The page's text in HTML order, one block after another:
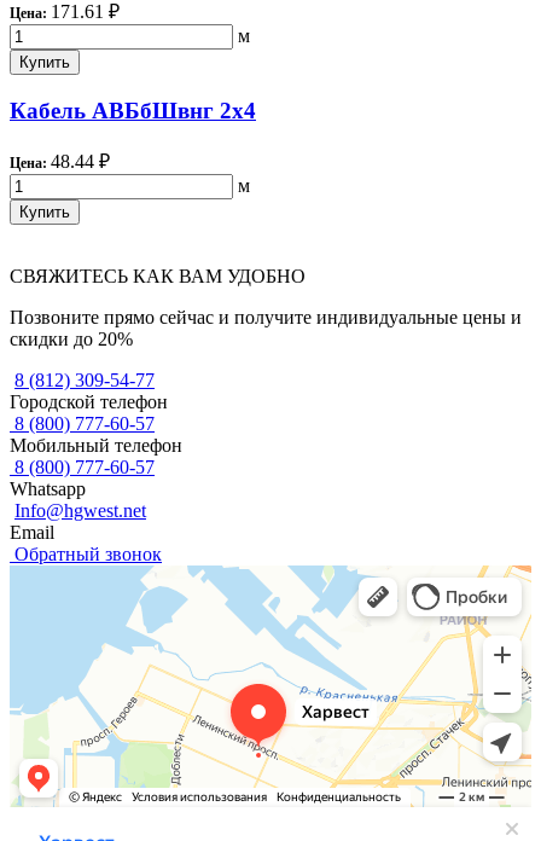
Цена: 171.61 ₽
м
Купить
Кабель АВБбШвнг 2х4
Цена: 48.44 ₽
м
Купить
СВЯЖИТЕСЬ КАК ВАМ УДОБНО
Позвоните прямо сейчас и получите индивидуальные цены и
скидки до 20%
8 (812) 309-54-77
Городской телефон
8 (800) 777-60-57
Мобильный телефон
8 (800) 777-60-57
Whatsapp
Info@hgwest.net
Email
Обратный звонок